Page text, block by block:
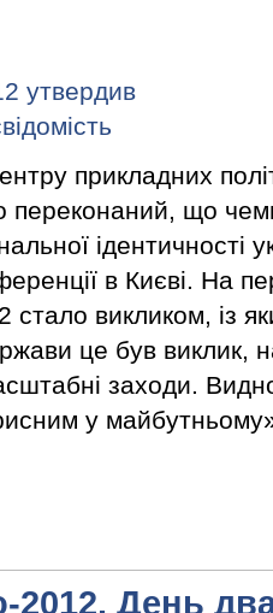
прикладних
що
ідентичності
в Києві. На
викликом, із
це був виклик,
заходи.
у
2012. День